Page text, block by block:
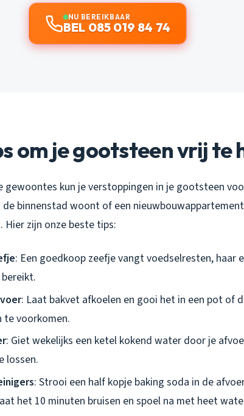
NU BEREIKBAAR
BEL 085 019 84 74
om je gootsteen vrij te
gewoontes kun je verstoppingen in je gootsteen
binnenstad woont of een
Hier zijn onze beste tips:
: Een goedkoop zeefje vangt voedselresten, haar
: Laat bakvet afkoelen en gooi het in een pot of
te voorkomen.
: Giet wekelijks een ketel kokend water door je
lossen.
: Strooi een half kopje baking soda in de
het 10 minuten bruisen en spoel na met heet